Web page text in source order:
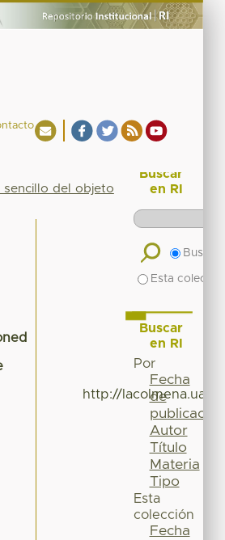
del objeto
http://
Buscar
en RI
Buscar
Esta
Buscar
en RI
Por
Fecha
de
publicación
Autor
Título
Materia
Tipo
Esta
colección
Fecha